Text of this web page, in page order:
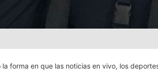
forma en que las noticias en vivo, los